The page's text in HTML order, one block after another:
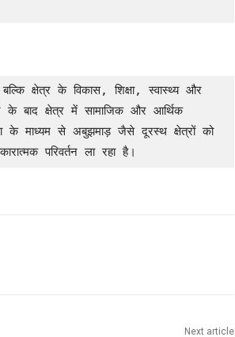
के बाद क्षेत्र में सामाजिक और आर्थिक
के माध्यम से अबुझमाड़ जैसे दूरस्थ क्षेत्रों को
परिवर्तन ला रहा है।
Next article